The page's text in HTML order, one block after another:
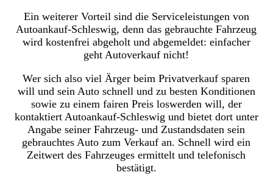
Ein weiterer Vorteil sind die Serviceleistungen von
Autoankauf-Schleswig, denn das gebrauchte Fahrzeug
wird kostenfrei abgeholt und abgemeldet: einfacher
geht Autoverkauf nicht!
Wer sich also viel Ärger beim Privatverkauf sparen
will und sein Auto schnell und zu besten Konditionen
sowie zu einem fairen Preis loswerden will, der
kontaktiert Autoankauf-Schleswig und bietet dort unter
Angabe seiner Fahrzeug- und Zustandsdaten sein
gebrauchtes Auto zum Verkauf an. Schnell wird ein
Zeitwert des Fahrzeuges ermittelt und telefonisch
bestätigt.